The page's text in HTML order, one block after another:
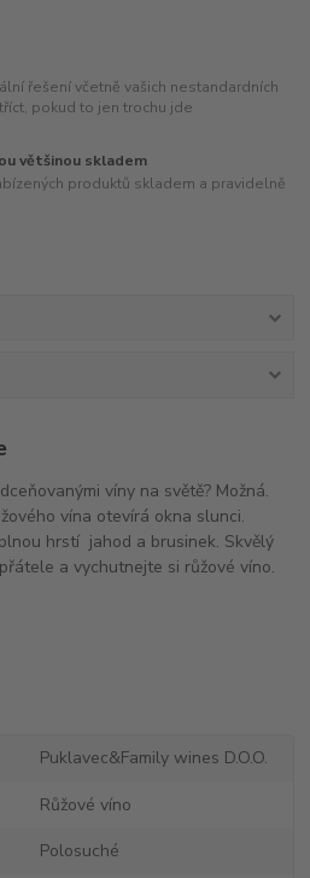
řešení včetně vašich nestandardních
pokud to jen trochu jde
většinou skladem
produktů skladem a pravidelně
víny na světě? Možná.
vína otevírá okna slunci.
hrstí jahod a brusinek. Skvělý
a vychutnejte si růžové víno.
Puklavec&Family wines D.O.O.
Růžové víno
Polosuché